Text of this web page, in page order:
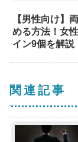
【男性向け】
める方法！女
イン9個を解説
関連記事